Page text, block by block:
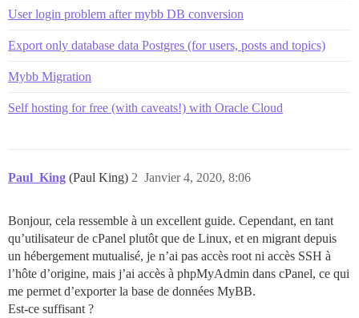
User login problem after mybb DB conversion
Export only database data Postgres (for users, posts and topics)
Mybb Migration
Self hosting for free (with caveats!) with Oracle Cloud
Paul_King (Paul King) Janvier 4, 2020, 8:06
2
Bonjour, cela ressemble à un excellent guide. Cependant, en tant
qu’utilisateur de cPanel plutôt que de Linux, et en migrant depuis
un hébergement mutualisé, je n’ai pas accès root ni accès SSH à
l’hôte d’origine, mais j’ai accès à phpMyAdmin dans cPanel, ce qui
me permet d’exporter la base de données MyBB.
Est-ce suffisant ?